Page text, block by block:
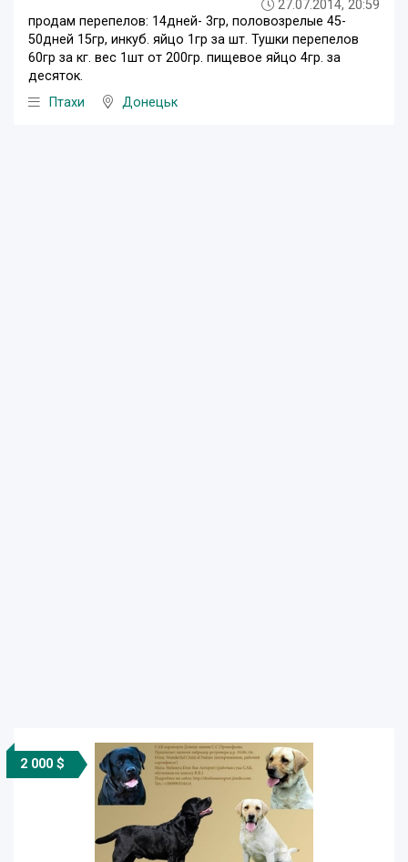
27.07.2014, 20:59
продам перепелов: 14дней- 3гр, половозрелые 45-
50дней 15гр, инкуб. яйцо 1гр за шт. Тушки перепелов
60гр за кг. вес 1шт от 200гр. пищевое яйцо 4гр. за
десяток.
Птахи
Донецьк
2 000 $